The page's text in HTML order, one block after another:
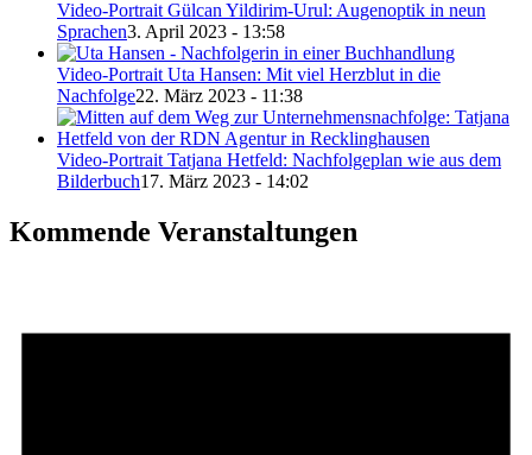
Video-Portrait Gülcan Yildirim-Urul: Augenoptik in neun
Sprachen3. April 2023 - 13:58
Video-Portrait Uta Hansen: Mit viel Herzblut in die
Nachfolge22. März 2023 - 11:38
Video-Portrait Tatjana Hetfeld: Nachfolgeplan wie aus dem
Bilderbuch17. März 2023 - 14:02
Kommende Veranstaltungen